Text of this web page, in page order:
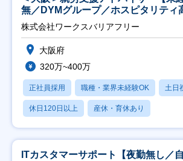
無／DYMグループ／ホスピタリティ
日祝】
株式会社ワークスバリアフリー
大阪府
320万~400万
正社員採用 職種・業界未経験OK 土日
休日120日以上 産休・育休あり
ITカスタマーサポート【夜勤無し／